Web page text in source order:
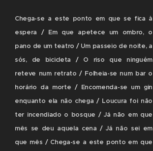
Chega-se a este ponto em que se fica à
espera / Em que apetece um ombro, o
pano de um teatro / Um passeio de noite, a
sós, de bicicleta / O riso que ninguém
reteve num retrato / Folheia-se num bar o
horário da morte / Encomenda-se um gin
enquanto ela não chega / Loucura foi não
ter incendiado o bosque / Já não em que
mês se deu aquela cena / Já não sei em
que mês / Chega-se a este ponto em que